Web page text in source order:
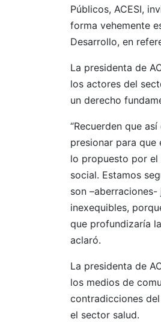
Públicos, ACESI,
forma vehemente
Desarrollo, en
La presidenta de
los actores del
un derecho
“Recuerden que
presionar para
lo propuesto por el
social. Estamos
son
inexequibles,
que profundizaría
aclaró.
La presidenta de
los medios de
contradicciones
el sector salud.